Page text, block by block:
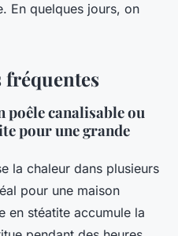
En quelques jours, on
canalisable ou
pour une grande
la chaleur dans plusieurs
pour une maison
en stéatite accumule la